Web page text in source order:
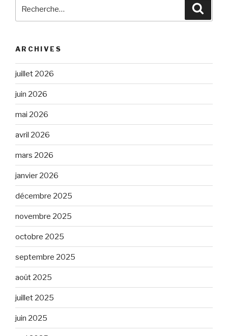
ARCHIVES
juillet 2026
juin 2026
mai 2026
avril 2026
mars 2026
janvier 2026
décembre 2025
novembre 2025
octobre 2025
septembre 2025
août 2025
juillet 2025
juin 2025